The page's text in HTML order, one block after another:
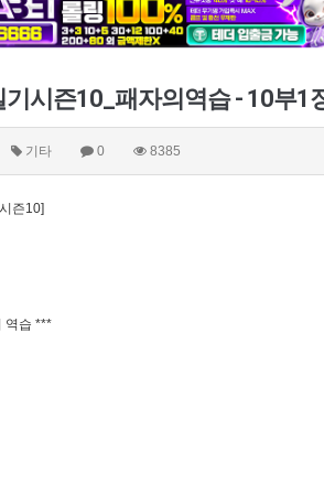
기시즌10_패자의역습 - 10부1
기타 0 8385
즌10]
역습 ***